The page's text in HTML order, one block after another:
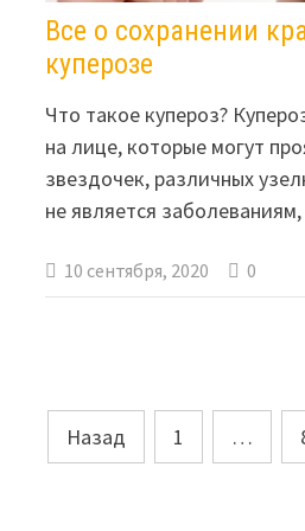
Все о сохранении
куперозе
Что такое купероз?
на лице, которые могут
звездочек, различных
не является
10 сентября, 2020 0
Навигация
по
Назад 1 …